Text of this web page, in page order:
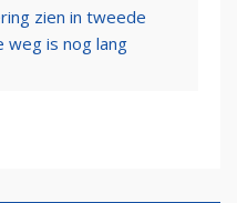
zien in tweede
weg is nog lang